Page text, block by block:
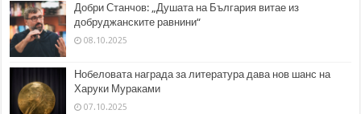
Добри Станчов: „Душата на България витае из
добруджанските равнини“
08.10.2025
Нобеловата награда за литература дава нов шанс на
Харуки Мураками
07.10.2025